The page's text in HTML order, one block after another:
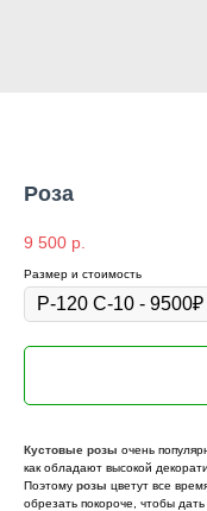
Роза
9 500 р.
Размер и стоимость
Кустовые розы очень
как обладают высокой
Поэтому розы цветут все
обрезать покороче, чтобы